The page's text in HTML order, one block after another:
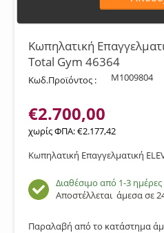
Κωπηλατική
Total Gym 46364
Κωδ.Προϊόντος : M1009804
€2.700,00
χωρίς ΦΠΑ:€2.177,42
Κωπηλατική Επαγγελματική
Διαθέσιμο από 1-3 ημέρες
Αποστέλλεται άμεσα σε
Παραλαβή από το κατάστημα